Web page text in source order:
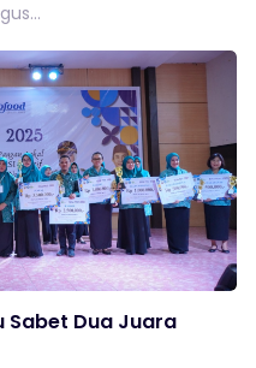
Sabet Dua Juara